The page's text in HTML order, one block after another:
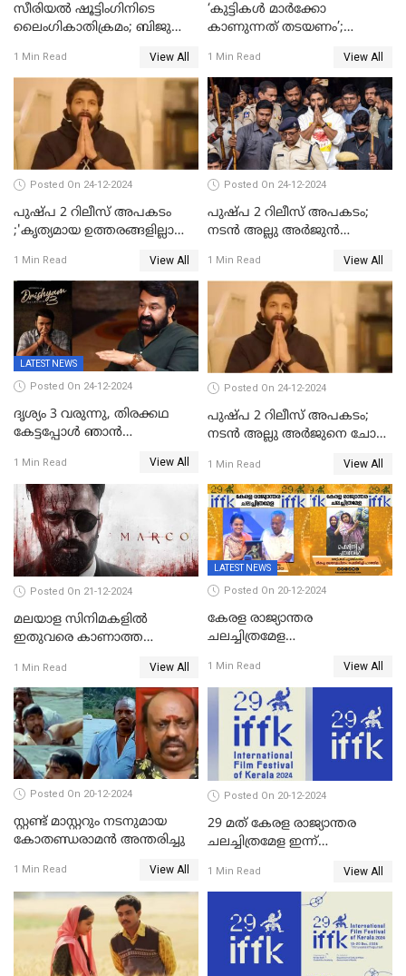
സീരിയല്‍ ഷൂട്ടിംഗിനിടെ
ലൈംഗികാതിക്രമം; ബിജു
ശ്രീകുമാറിനുമെതിരെ കേസ്
1 Min Read View All
‘കുട്ടികൾ മാർക്കോ
കാണുന്നത് തടയണം’;
മാതാപിതാക്കൾക്കൊപ്പം
കുട്ടികളുമെത്തുന്നു;
മുഖ്യമന്ത്രിക്ക് പരാതി നൽകി
കെപിസിസി അംഗം
1 Min Read View All
Posted On 24-12-2024
പുഷ്‌പ 2 റിലീസ് അപകടം
;'കൃത്യമായ ഉത്തരങ്ങളില്ലാതെ
1 Min Read View All
Posted On 24-12-2024
പുഷ്പ 2 റിലീസ് അപകടം;
നടന്‍ അല്ലു അര്‍ജുൻ
മുന്നിൽ ഹാജരായി
1 Min Read View All
LATEST NEWS
Posted On 24-12-2024
ദൃശ്യം 3 വരുന്നു, തിരക്കഥ
കേട്ടപ്പോള്‍ ഞാന്‍
സ്ഥിരീകരിച്ച് മോഹൻലാൽ
1 Min Read View All
Posted On 24-12-2024
പുഷ്പ 2 റിലീസ് അപകടം;
നടന്‍ അല്ലു അര്‍ജുനെ ചോദ്യം
1 Min Read View All
Posted On 21-12-2024
മലയാള സിനിമകളിൽ
ഇതുവരെ കാണാത്ത
മുകുന്ദൻ ചിത്രം മാർക്കോ
1 Min Read View All
LATEST NEWS
Posted On 20-12-2024
കേരള രാജ്യാന്തര
ചലച്ചിത്രമേള
സിനിമ അവാര്‍ഡ്
സംവിധായിക പായല്‍
കപാഡിയയ്ക്ക് സമ്മാനിച്ചു;
ഫെമിനിച്ചി ഫാത്തിമയ്ക്ക്
അഞ്ച് പുരസ്കാരം
1 Min Read View All
Posted On 20-12-2024
സ്റ്റണ്ട് മാസ്റ്ററും നടനുമായ
കോതണ്ഡരാമൻ അന്തരിച്ചു
1 Min Read View All
Posted On 20-12-2024
29 മത് കേരള രാജ്യാന്തര
ചലച്ചിത്രമേള ഇന്ന്
1 Min Read View All